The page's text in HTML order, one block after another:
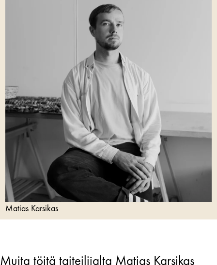
Matias Karsikas
Muita töitä taiteilijalta Matias Karsikas